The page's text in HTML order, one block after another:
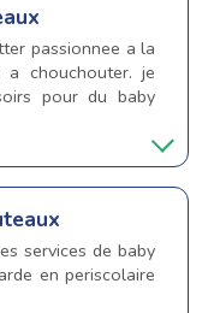
passionnee a la
chouchouter. je
pour du baby
services de baby
en periscolaire